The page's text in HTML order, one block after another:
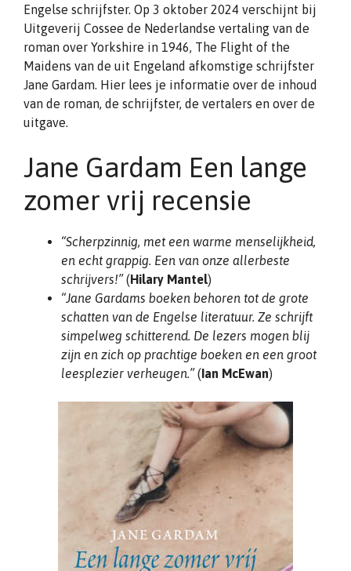
Engelse schrijfster. Op 3 oktober 2024 verschijnt bij
Uitgeverij Cossee de Nederlandse vertaling van de
roman over Yorkshire in 1946, The Flight of the
Maidens van de uit Engeland afkomstige schrijfster
Jane Gardam. Hier lees je informatie over de inhoud
van de roman, de schrijfster, de vertalers en over de
uitgave.
Jane Gardam Een lange
zomer vrij recensie
“Scherpzinnig, met een warme menselijkheid,
en echt grappig. Een van onze allerbeste
schrijvers!”(Hilary Mantel)
“Jane Gardams boeken behoren tot de grote
schatten van de Engelse literatuur. Ze schrijft
simpelweg schitterend. De lezers mogen blij
zijn en zich op prachtige boeken en een groot
leesplezier verheugen.”(Ian McEwan)